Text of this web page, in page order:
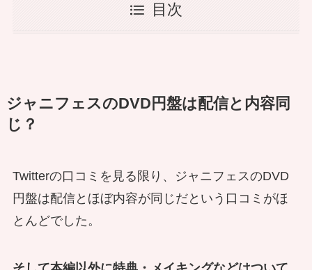
目次
ジャニフェスのDVD円盤は配信と内容同
じ？
Twitterの口コミを見る限り、ジャニフェスのDVD
円盤は配信とほぼ内容が同じだという口コミがほ
とんどでした。